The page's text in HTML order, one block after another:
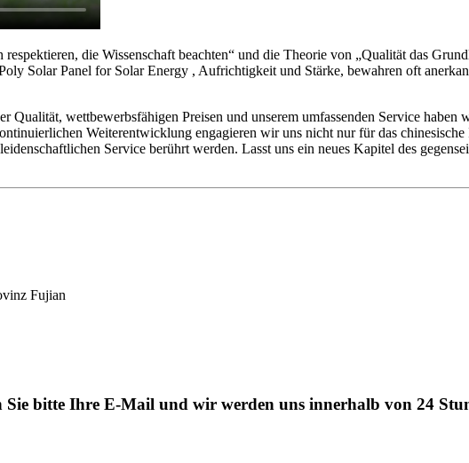
die Wissenschaft beachten“ und die Theorie von „Qualität das
Solar Panel for Solar Energy , Aufrichtigkeit und Stärke, bewahren oft
wettbewerbsfähigen Preisen und unserem umfassenden Service
Weiterentwicklung engagieren wir uns nicht nur für das
Service berührt werden. Lasst uns ein neues Kapitel des
Fujian
bitte Ihre E-Mail und wir werden uns innerhalb von 24